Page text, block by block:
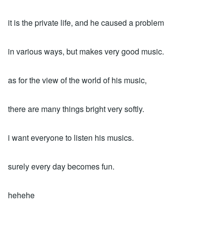
it is the private life, and he caused a problem
in various ways, but makes very good music.
as for the view of the world of his music,
there are many things bright very softly.
i want everyone to listen his musics.
surely every day becomes fun.
hehehe